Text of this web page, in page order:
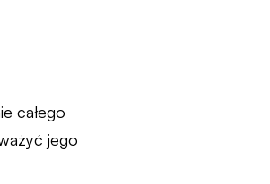
całego
jego